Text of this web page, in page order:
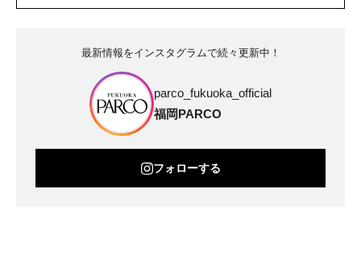
最新情報をインスタグラムで続々更新中！
parco_fukuoka_official
福岡PARCO
フォローする